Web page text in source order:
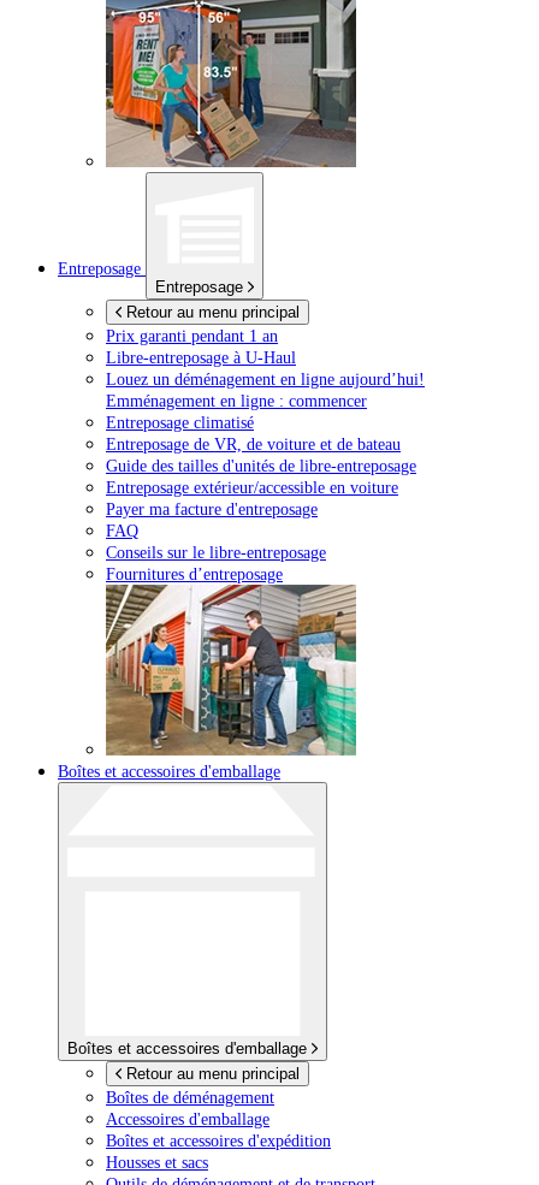
Entreposage
Entreposage
Retour au menu principal
Prix garanti pendant 1 an
Libre-entreposage à U-Haul
Louez un déménagement en ligne aujourd’hui!
Emménagement en ligne : commencer
Entreposage climatisé
Entreposage de VR, de voiture et de bateau
Guide des tailles d'unités de libre-entreposage
Entreposage extérieur/accessible en voiture
Payer ma facture d'entreposage
FAQ
Conseils sur le libre-entreposage
Fournitures d’entreposage
Boîtes et accessoires d'emballage
Boîtes et accessoires d'emballage
Retour au menu principal
Boîtes de déménagement
Accessoires d'emballage
Boîtes et accessoires d'expédition
Housses et sacs